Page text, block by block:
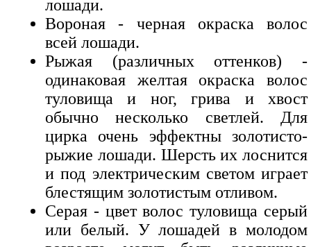
лошади.
Вороная - черная окраска волос
всей лошади.
Рыжая (различных оттенков) -
одинаковая желтая окраска волос
туловища и ног, грива и хвост
обычно несколько светлей. Для
цирка очень эффектны золотисто-
рыжие лошади. Шерсть их лоснится
и под электрическим светом играет
блестящим золотистым отливом.
Серая - цвет волос туловища серый
или белый. У лошадей в молодом